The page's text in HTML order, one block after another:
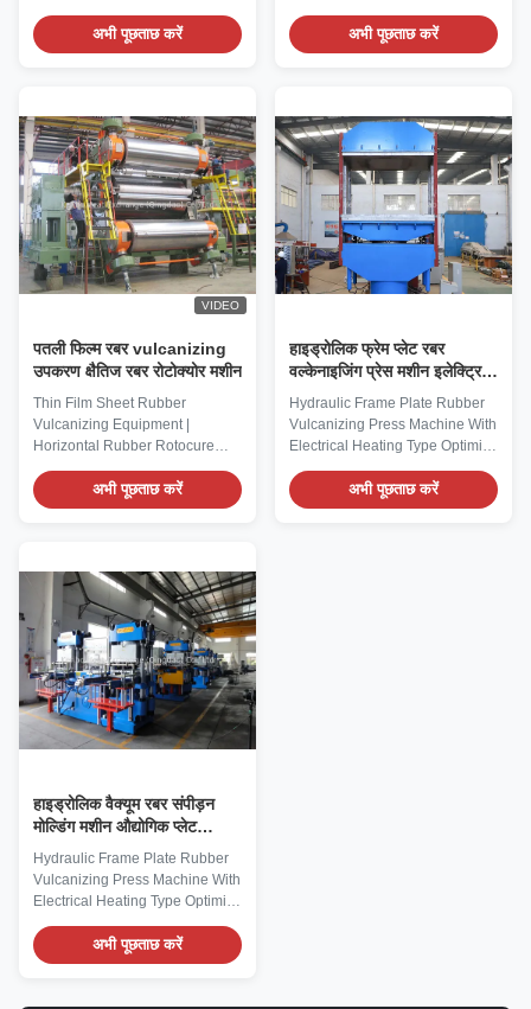
Natural Rubber Compounds
Custom 30 - 90 Shore A
Hardness bring together three
Rubber), NBR (Nitrile Rubber),
and NR (Natural Rubber)—each
customizable in hardness from
30 to 90 Shore A. Unlike one-
size-fits-all rubber compounds,
our solutions allow you to select
the exact hardness level, paired
with the ideal rubber material, to
match the specific
अभी पूछताछ करें
and demanding needs of
various industrial applications,
providing exceptional
mind, these compounds are
suitable for use across a wide
temperature range, from -40°C
to 120°C, making them ideal for
environments that experience
extreme cold as well as
moderate heat. This extensive
temperature tolerance ensures
that the rubber compounds
अभी पूछताछ करें
VIDEO
पतली फिल्म रबर vulcanizing
उपकरण क्षैतिज रबर रोटोक्योर मशीन
Thin Film Sheet Rubber
Vulcanizing Equipment |
Horizontal Rubber Rotocure
Machine Elevate your thin film
and sheet rubber production
with our Thin Film Sheet Rubber
Horizontal Rubber Rotocure
Machine for efficient, uniform
vulcanization of rubber films,
sheets, and strips. Engineered
with a horizontal structure and
advanced rotocure technology,
this machine delivers consistent
heating, stable pressure, and
continuous production
अभी पूछताछ करें
हाइड्रोलिक फ्रेम प्लेट रबर
वल्केनाइजिंग प्रेस मशीन इलेक्ट्रिक
हीटिंग प्रकार के साथ
Hydraulic Frame Plate Rubber
Vulcanizing Press Machine With
Electrical Heating Type Optimize
your rubber vulcanization
process with our Hydraulic
Frame Plate Rubber
अभी पूछताछ करें
हाइड्रोलिक वैक्यूम रबर संपीड़न
मोल्डिंग मशीन औद्योगिक प्लेट
वल्केनाइजिंग प्रेस
Hydraulic Frame Plate Rubber
Vulcanizing Press Machine With
Electrical Heating Type Optimize
your rubber vulcanization
process with our Hydraulic
Frame Plate Rubber
अभी पूछताछ करें